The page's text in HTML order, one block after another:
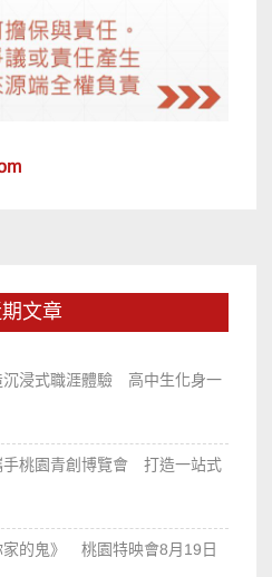
文章
沉浸式職涯體驗 高中生化身一
手桃園青創博覽會 打造一站式
家的鬼》 桃園特映會8月19日